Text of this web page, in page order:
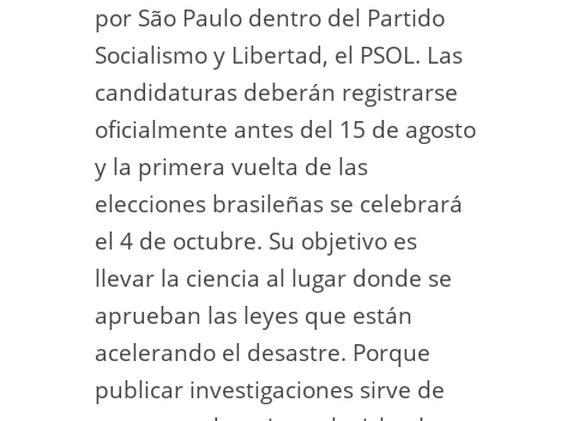
por São Paulo dentro del Partido
Socialismo y Libertad, el PSOL. Las
candidaturas deberán registrarse
oficialmente antes del 15 de agosto
y la primera vuelta de las
elecciones brasileñas se celebrará
el 4 de octubre. Su objetivo es
llevar la ciencia al lugar donde se
aprueban las leyes que están
acelerando el desastre. Porque
publicar investigaciones sirve de